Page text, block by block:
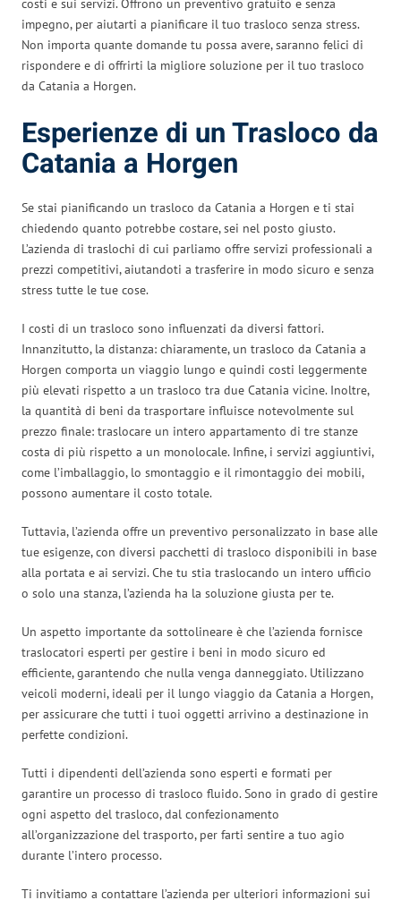
costi e sui servizi. Offrono un preventivo gratuito e senza
impegno, per aiutarti a pianificare il tuo trasloco senza stress.
Non importa quante domande tu possa avere, saranno felici di
rispondere e di offrirti la migliore soluzione per il tuo trasloco
da Catania a Horgen.
Esperienze di un Trasloco da
Catania a Horgen
Se stai pianificando un trasloco da Catania a Horgen e ti stai
chiedendo quanto potrebbe costare, sei nel posto giusto.
L’azienda di traslochi di cui parliamo offre servizi professionali a
prezzi competitivi, aiutandoti a trasferire in modo sicuro e senza
stress tutte le tue cose.
I costi di un trasloco sono influenzati da diversi fattori.
Innanzitutto, la distanza: chiaramente, un trasloco da Catania a
Horgen comporta un viaggio lungo e quindi costi leggermente
più elevati rispetto a un trasloco tra due Catania vicine. Inoltre,
la quantità di beni da trasportare influisce notevolmente sul
prezzo finale: traslocare un intero appartamento di tre stanze
costa di più rispetto a un monolocale. Infine, i servizi aggiuntivi,
come l’imballaggio, lo smontaggio e il rimontaggio dei mobili,
possono aumentare il costo totale.
Tuttavia, l’azienda offre un preventivo personalizzato in base alle
tue esigenze, con diversi pacchetti di trasloco disponibili in base
alla portata e ai servizi. Che tu stia traslocando un intero ufficio
o solo una stanza, l’azienda ha la soluzione giusta per te.
Un aspetto importante da sottolineare è che l’azienda fornisce
traslocatori esperti per gestire i beni in modo sicuro ed
efficiente, garantendo che nulla venga danneggiato. Utilizzano
veicoli moderni, ideali per il lungo viaggio da Catania a Horgen,
per assicurare che tutti i tuoi oggetti arrivino a destinazione in
perfette condizioni.
Tutti i dipendenti dell’azienda sono esperti e formati per
garantire un processo di trasloco fluido. Sono in grado di gestire
ogni aspetto del trasloco, dal confezionamento
all’organizzazione del trasporto, per farti sentire a tuo agio
durante l’intero processo.
Ti invitiamo a contattare l’azienda per ulteriori informazioni sui